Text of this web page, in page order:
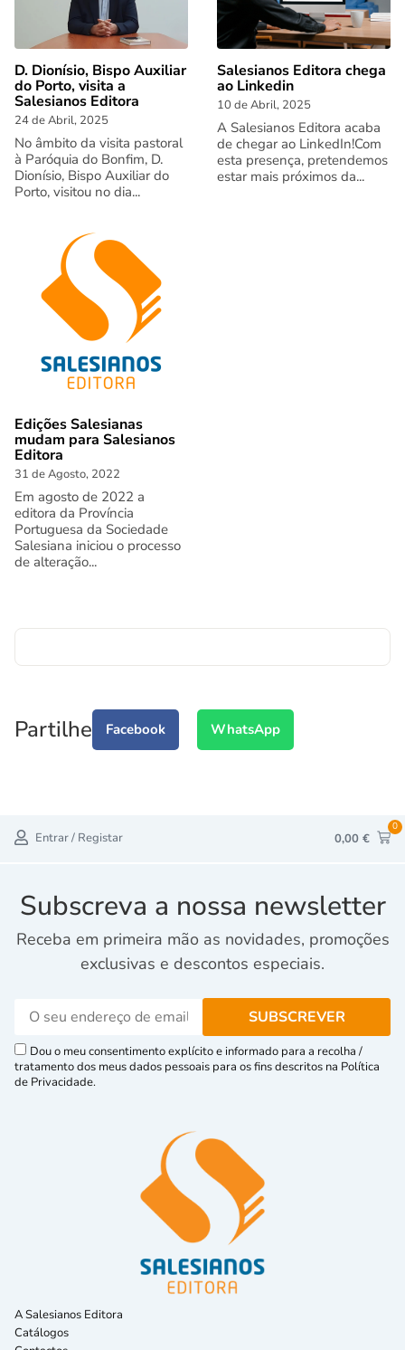
D. Dionísio, Bispo Auxiliar
do Porto, visita a
Salesianos Editora
24 de Abril, 2025
No âmbito da visita pastoral
à Paróquia do Bonfim, D.
Dionísio, Bispo Auxiliar do
Porto, visitou no dia...
Salesianos Editora chega
ao Linkedin
10 de Abril, 2025
A Salesianos Editora acaba
de chegar ao LinkedIn!Com
esta presença, pretendemos
estar mais próximos da...
Edições Salesianas
mudam para Salesianos
Editora
31 de Agosto, 2022
Em agosto de 2022 a
editora da Província
Portuguesa da Sociedade
Salesiana iniciou o processo
de alteração...
Partilhe Facebook WhatsApp
Entrar / Registar 0,00 €
0
Subscreva a nossa newsletter
Receba em primeira mão as novidades, promoções
exclusivas e descontos especiais.
Dou o meu consentimento explícito e informado para a recolha /
tratamento dos meus dados pessoais para os fins descritos na Política
de Privacidade.
A Salesianos Editora
Catálogos